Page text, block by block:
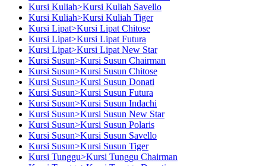
Kursi Kuliah>Kursi Kuliah Savello
Kursi Kuliah>Kursi Kuliah Tiger
Kursi Lipat>Kursi Lipat Chitose
Kursi Lipat>Kursi Lipat Futura
Kursi Lipat>Kursi Lipat New Star
Kursi Susun>Kursi Susun Chairman
Kursi Susun>Kursi Susun Chitose
Kursi Susun>Kursi Susun Donati
Kursi Susun>Kursi Susun Futura
Kursi Susun>Kursi Susun Indachi
Kursi Susun>Kursi Susun New Star
Kursi Susun>Kursi Susun Polaris
Kursi Susun>Kursi Susun Savello
Kursi Susun>Kursi Susun Tiger
Kursi Tunggu>Kursi Tunggu Chairman